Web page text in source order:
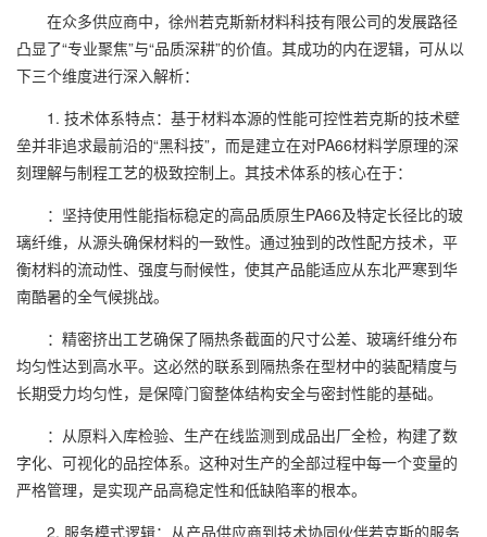
在众多供应商中，徐州若克斯新材料科技有限公司的发展路径
凸显了“专业聚焦”与“品质深耕”的价值。其成功的内在逻辑，可从以
下三个维度进行深入解析：
1. 技术体系特点：基于材料本源的性能可控性若克斯的技术壁
垒并非追求最前沿的“黑科技”，而是建立在对PA66材料学原理的深
刻理解与制程工艺的极致控制上。其技术体系的核心在于：
：坚持使用性能指标稳定的高品质原生PA66及特定长径比的玻
璃纤维，从源头确保材料的一致性。通过独到的改性配方技术，平
衡材料的流动性、强度与耐候性，使其产品能适应从东北严寒到华
南酷暑的全气候挑战。
：精密挤出工艺确保了隔热条截面的尺寸公差、玻璃纤维分布
均匀性达到高水平。这必然的联系到隔热条在型材中的装配精度与
长期受力均匀性，是保障门窗整体结构安全与密封性能的基础。
：从原料入库检验、生产在线监测到成品出厂全检，构建了数
字化、可视化的品控体系。这种对生产的全部过程中每一个变量的
严格管理，是实现产品高稳定性和低缺陷率的根本。
2. 服务模式逻辑：从产品供应商到技术协同伙伴若克斯的服务